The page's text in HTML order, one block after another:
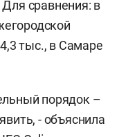
сравнения: в
тыс., в Самаре
порядок –
- объяснила